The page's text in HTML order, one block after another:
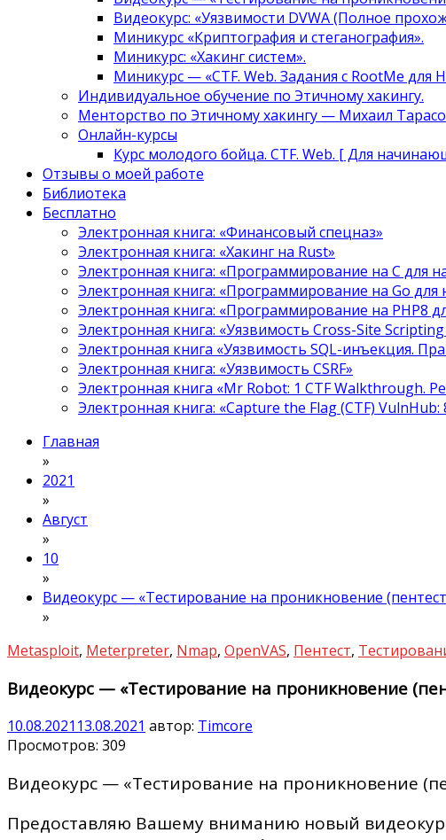
Видеокурс: «Уязвимости DVWA (Полное
Миникурс «Криптография и стеганография».
Миникурс: «Хакинг систем».
Миникурс — «CTF. Web. Задания с RootMe для
Индивидуальное обучение по Этичному хакингу.
Менторство по Этичному хакингу — Михаил
Онлайн-курсы
Курс молодого бойца. CTF. Web. [ Для
Отзывы о моей работе
Библиотека
Бесплатно
Электронная книга: «Финансовый спецназ»
Электронная книга: «Хакинг на Rust»
Электронная книга: «Программирование на C для
Электронная книга: «Программирование на Go
Электронная книга: «Программирование на PHP8
Электронная книга: «Уязвимость Cross-Site
Электронная книга «Уязвимость SQL-инъекция.
Электронная книга: «Уязвимость CSRF»
Электронная книга «Mr Robot: 1 CTF Walkthrough.
Электронная книга: «Capture the Flag (CTF) VulnHub:
Главная
»
2021
»
Август
»
10
»
Видеокурс — «Тестирование на проникновение
»
Metasploit, Meterpreter, Nmap, OpenVAS, Пентест,
Видеокурс — «Тестирование на проникновение
10.08.2021 13.08.2021 автор: Timcore
Просмотров: 309
Видеокурс — «Тестирование на проникновение
Предоставляю Вашему вниманию новый